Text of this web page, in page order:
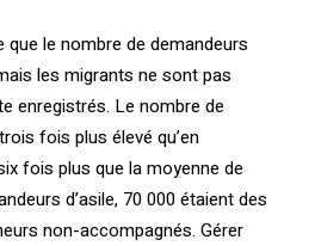
que le nombre de demandeurs
les migrants ne sont pas
enregistrés. Le nombre de
fois plus élevé qu’en
fois plus que la moyenne de
d’asile, 70 000 étaient des
non-accompagnés. Gérer